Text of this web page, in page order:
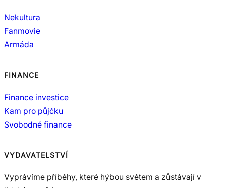
Nekultura
Fanmovie
Armáda
FINANCE
Finance investice
Kam pro půjčku
Svobodné finance
VYDAVATELSTVÍ
Vyprávíme příběhy, které hýbou světem a zůstávají v